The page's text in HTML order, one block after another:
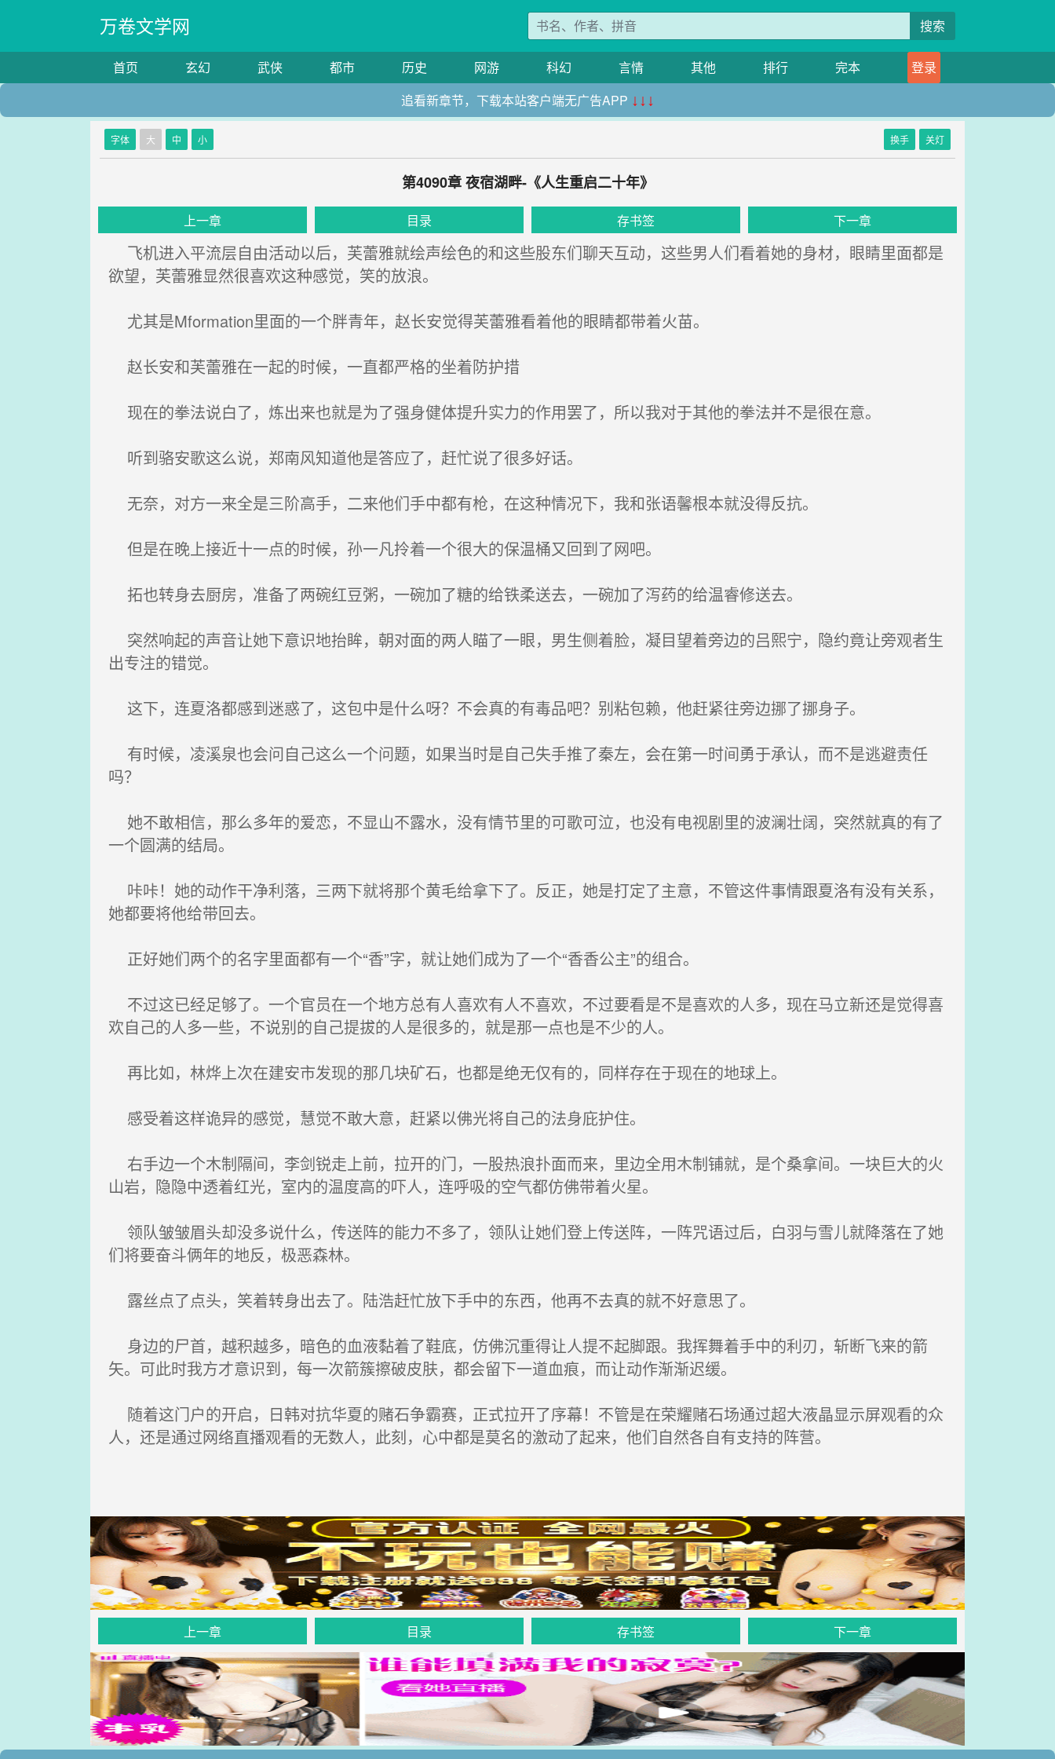
万卷文学网 搜索
首页 玄幻 武侠 都市 历史 网游 科幻 言情 其他 排行 完本
登录
追看新章节，下载本站客户端无广告APP ↓↓↓
字体 大 中 小 换手 关灯
第4090章 夜宿湖畔-《人生重启二十年》
上一章 目录 存书签 下一章
飞机进入平流层自由活动以后，芙蕾雅就绘声绘色的和这些股东们聊天互动，这些男人们看着她的身材，眼睛里面都是
欲望，芙蕾雅显然很喜欢这种感觉，笑的放浪。
尤其是Mformation里面的一个胖青年，赵长安觉得芙蕾雅看着他的眼睛都带着火苗。
赵长安和芙蕾雅在一起的时候，一直都严格的坐着防护措
现在的拳法说白了，炼出来也就是为了强身健体提升实力的作用罢了，所以我对于其他的拳法并不是很在意。
听到骆安歌这么说，郑南风知道他是答应了，赶忙说了很多好话。
无奈，对方一来全是三阶高手，二来他们手中都有枪，在这种情况下，我和张语馨根本就没得反抗。
但是在晚上接近十一点的时候，孙一凡拎着一个很大的保温桶又回到了网吧。
拓也转身去厨房，准备了两碗红豆粥，一碗加了糖的给铁柔送去，一碗加了泻药的给温睿修送去。
突然响起的声音让她下意识地抬眸，朝对面的两人瞄了一眼，男生侧着脸，凝目望着旁边的吕熙宁，隐约竟让旁观者生
出专注的错觉。
这下，连夏洛都感到迷惑了，这包中是什么呀？不会真的有毒品吧？别粘包赖，他赶紧往旁边挪了挪身子。
有时候，凌溪泉也会问自己这么一个问题，如果当时是自己失手推了秦左，会在第一时间勇于承认，而不是逃避责任
吗？
她不敢相信，那么多年的爱恋，不显山不露水，没有情节里的可歌可泣，也没有电视剧里的波澜壮阔，突然就真的有了
一个圆满的结局。
咔咔！她的动作干净利落，三两下就将那个黄毛给拿下了。反正，她是打定了主意，不管这件事情跟夏洛有没有关系，
她都要将他给带回去。
正好她们两个的名字里面都有一个“香”字，就让她们成为了一个“香香公主”的组合。
不过这已经足够了。一个官员在一个地方总有人喜欢有人不喜欢，不过要看是不是喜欢的人多，现在马立新还是觉得喜
欢自己的人多一些，不说别的自己提拔的人是很多的，就是那一点也是不少的人。
再比如，林烨上次在建安市发现的那几块矿石，也都是绝无仅有的，同样存在于现在的地球上。
感受着这样诡异的感觉，慧觉不敢大意，赶紧以佛光将自己的法身庇护住。
右手边一个木制隔间，李剑锐走上前，拉开的门，一股热浪扑面而来，里边全用木制铺就，是个桑拿间。一块巨大的火
山岩，隐隐中透着红光，室内的温度高的吓人，连呼吸的空气都仿佛带着火星。
领队皱皱眉头却没多说什么，传送阵的能力不多了，领队让她们登上传送阵，一阵咒语过后，白羽与雪儿就降落在了她
们将要奋斗俩年的地反，极恶森林。
露丝点了点头，笑着转身出去了。陆浩赶忙放下手中的东西，他再不去真的就不好意思了。
身边的尸首，越积越多，暗色的血液黏着了鞋底，仿佛沉重得让人提不起脚跟。我挥舞着手中的利刃，斩断飞来的箭
矢。可此时我方才意识到，每一次箭簇擦破皮肤，都会留下一道血痕，而让动作渐渐迟缓。
随着这门户的开启，日韩对抗华夏的赌石争霸赛，正式拉开了序幕！不管是在荣耀赌石场通过超大液晶显示屏观看的众
人，还是通过网络直播观看的无数人，此刻，心中都是莫名的激动了起来，他们自然各自有支持的阵营。
上一章 目录 存书签 下一章